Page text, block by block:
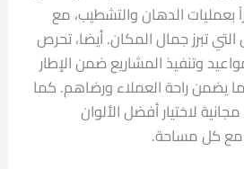
بعمليات الدهان والتشطيب، مع
التي تبرز جمال المكان. أيضا، تحرص
وتنفيذ المشاريع ضمن الإطار
يضمن راحة العملاء ورضاهم. كما
لاختيار أفضل الألوان
مع كل مساحة.